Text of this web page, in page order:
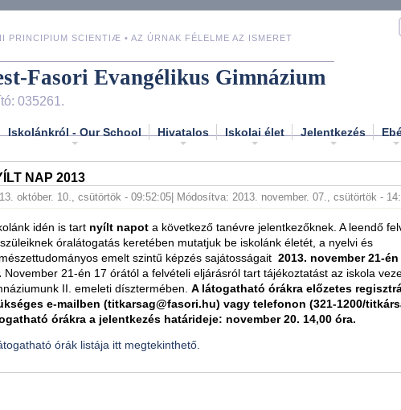
PRINCIPIUM SCIENTIÆ • AZ ÚRNAK FÉLELME AZ ISMERET
Fasori Evangélikus Gimnázium
035261.
Iskolánkról - Our School Hivatalos Iskolai élet Jelentkezés
NAP 2013
október. 10., csütörtök - 09:52:05 | Módosítva: 2013. november. 07., csütörtök -
idén is tart nyílt napot a következő tanévre jelentkezőknek. A leendő
óralátogatás keretében mutatjuk be iskolánk életét, a nyelvi és
emelt szintű képzés sajátosságait 2013. november 21-én
November 21-én 17 órától a felvételi eljárásról tart tájékoztatást az iskola
II. emeleti dísztermében. A látogatható órákra előzetes
e-mailben (titkarsag@fasori.hu) vagy telefonon (321-1200/
órákra a jelentkezés határideje: november 20. 14,00 óra.
órák listája itt megtekinthető.